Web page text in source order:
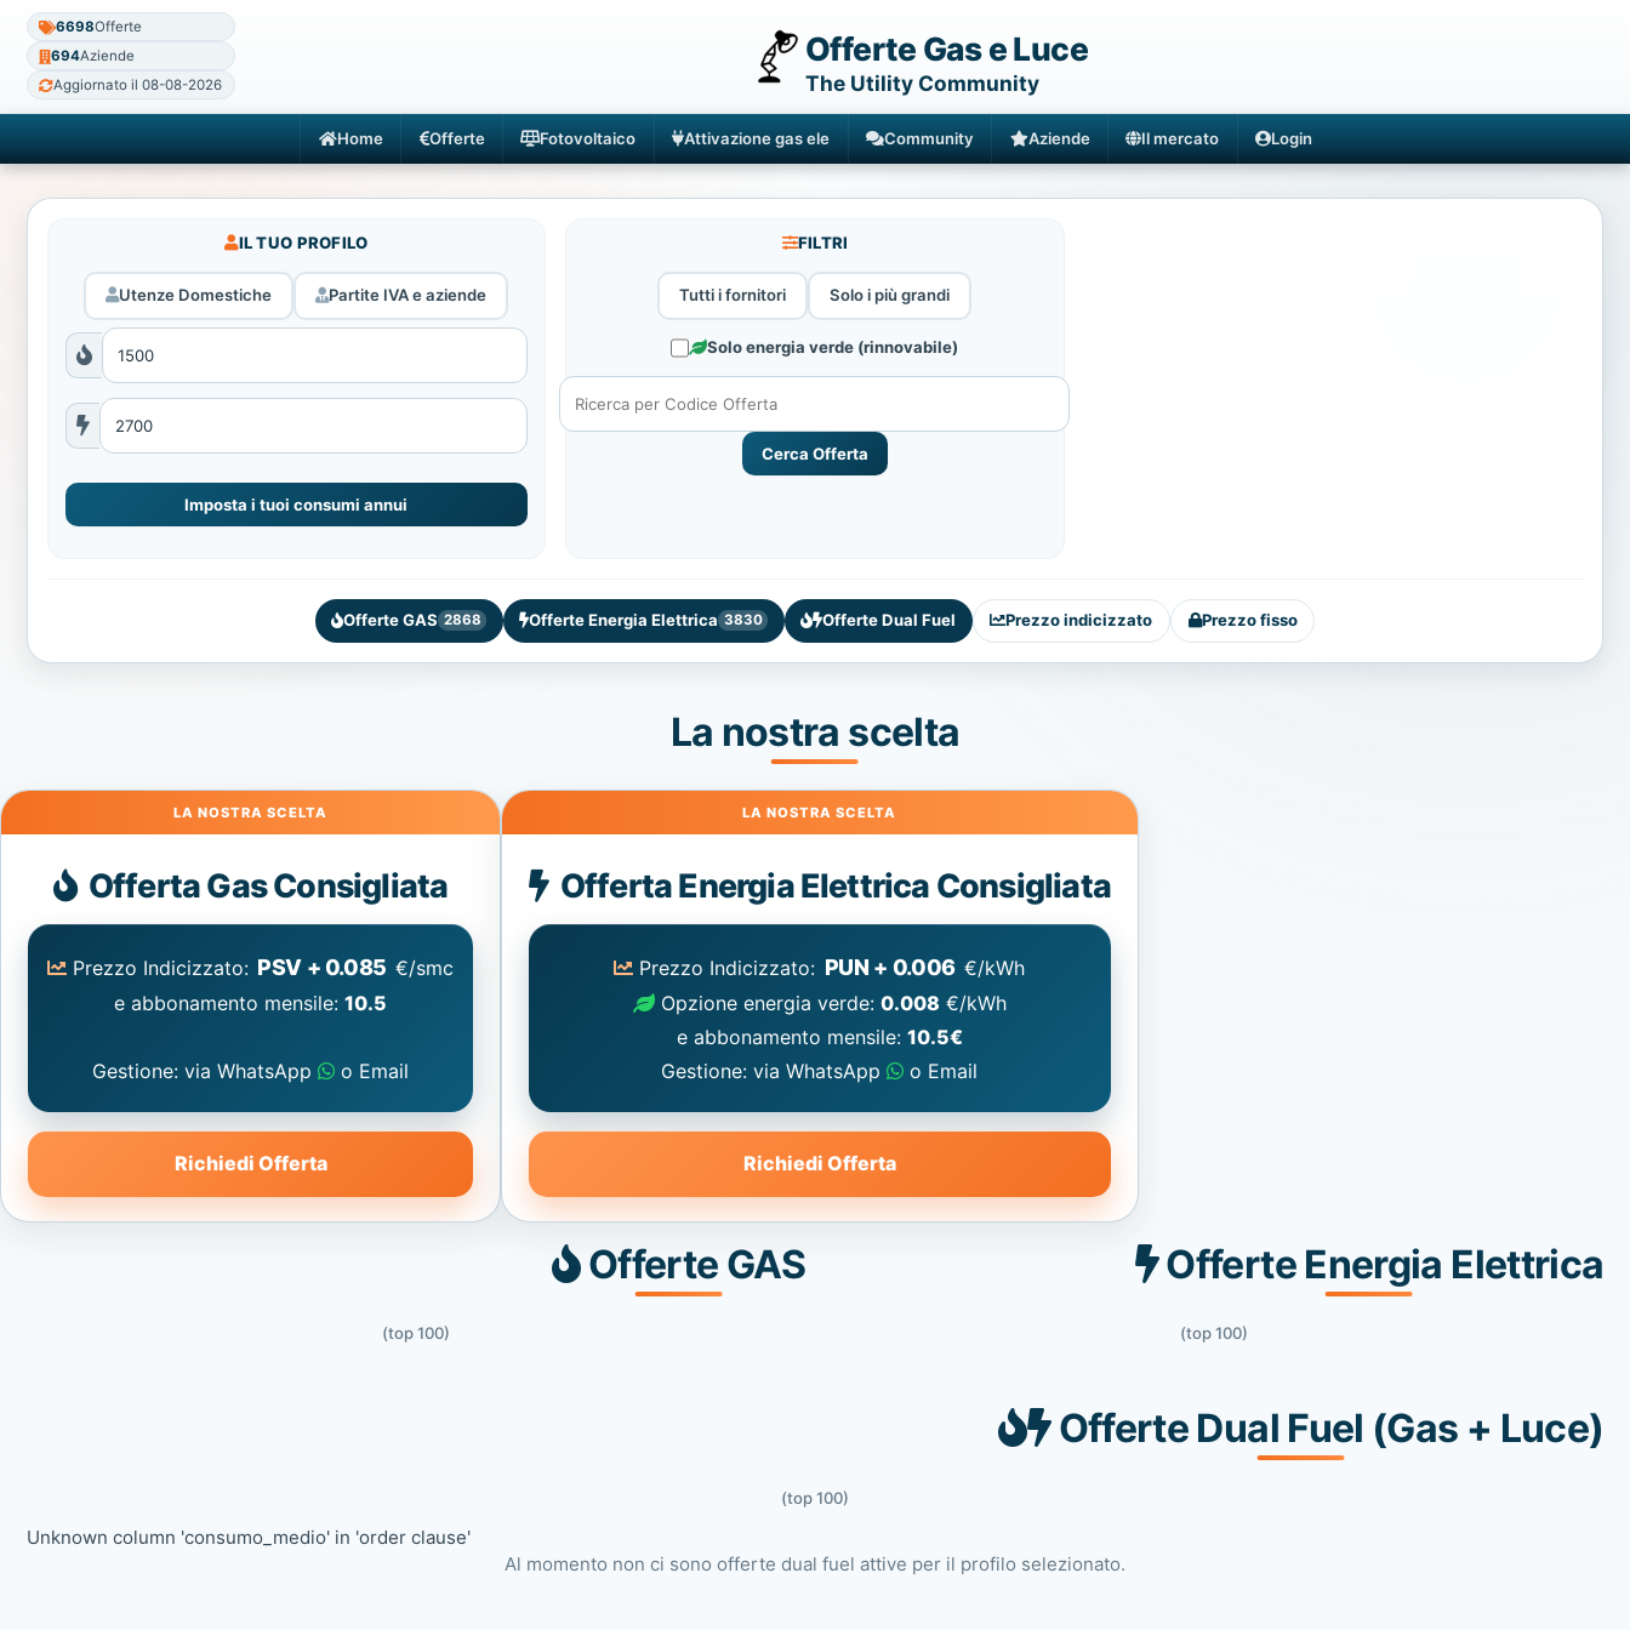
6698Offerte
694Aziende
Aggiornato il 08-08-2026
Offerte Gas e Luce
The Utility Community
Home Offerte Fotovoltaico Attivazione gas ele Community Aziende Il mercato Login
IL TUO PROFILO
Utenze Domestiche Partite IVA e aziende
Imposta i tuoi consumi annui
FILTRI
Tutti i fornitori Solo i più grandi
Solo energia verde (rinnovabile)
Cerca Offerta
Offerte GAS 2868 Offerte Energia Elettrica 3830 Offerte Dual Fuel Prezzo indicizzato Prezzo fisso
La nostra scelta
Gas
Offerta Gas Consigliata
Prezzo Indicizzato: PSV + 0.085 €/smc
e abbonamento mensile:10.5
Gestione: via WhatsApp o Email
Richiedi Offerta
Energia
Elettrica
consigliata
Offerta Energia Elettrica Consigliata
Prezzo Indicizzato: PUN + 0.006 €/kWh
Opzione energia verde: 0.008 €/kWh
e abbonamento mensile: 10.5€
Gestione: via WhatsApp
o Email
Richiedi Offerta
Offerte GAS
(top 100)
Offerte Energia Elettrica
(top 100)
Offerte Dual Fuel (Gas + Luce)
(top 100)
Unknown column 'consumo_medio' in 'order clause'
Al momento non ci sono offerte dual fuel attive per il profilo selezionato.